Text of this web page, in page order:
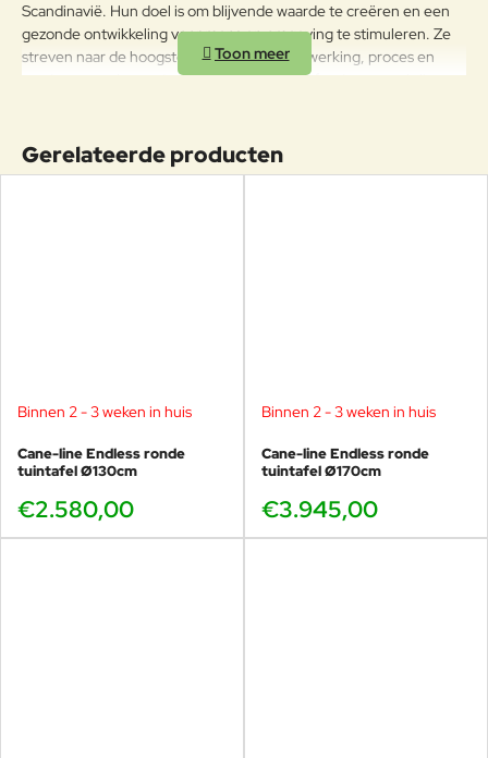
Scandinavië. Hun doel is om blijvende waarde te creëren en een
gezonde ontwikkeling voor mens en omgeving te stimuleren. Ze
streven naar de hoogste kwaliteit in samenwerking, proces en
product en geloven dat kennis en innovatie fundamenteel zijn.
Gerelateerde producten
Binnen 2 - 3 weken in huis
Cane-line Endless ronde
tuintafel Ø130cm
€2.580,00
Binnen 2 - 3 weken in huis
Cane-line Endless ronde
tuintafel Ø170cm
€3.945,00